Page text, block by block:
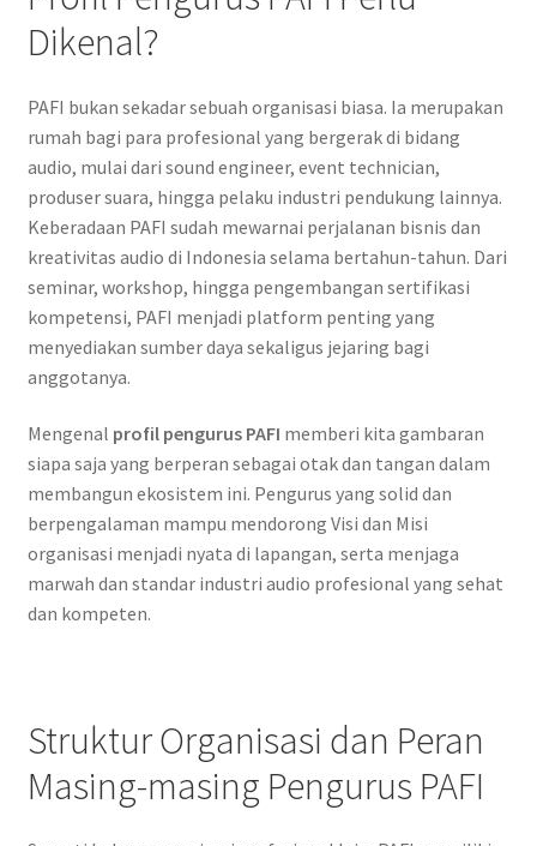
Dikenal?
PAFI bukan sekadar sebuah organisasi biasa. Ia merupakan
rumah bagi para profesional yang bergerak di bidang
audio, mulai dari sound engineer, event technician,
produser suara, hingga pelaku industri pendukung lainnya.
Keberadaan PAFI sudah mewarnai perjalanan bisnis dan
kreativitas audio di Indonesia selama bertahun-tahun. Dari
seminar, workshop, hingga pengembangan sertifikasi
kompetensi, PAFI menjadi platform penting yang
menyediakan sumber daya sekaligus jejaring bagi
anggotanya.
Mengenal profil pengurus PAFI memberi kita gambaran
siapa saja yang berperan sebagai otak dan tangan dalam
membangun ekosistem ini. Pengurus yang solid dan
berpengalaman mampu mendorong Visi dan Misi
organisasi menjadi nyata di lapangan, serta menjaga
marwah dan standar industri audio profesional yang sehat
dan kompeten.
Struktur Organisasi dan Peran
Masing-masing Pengurus PAFI